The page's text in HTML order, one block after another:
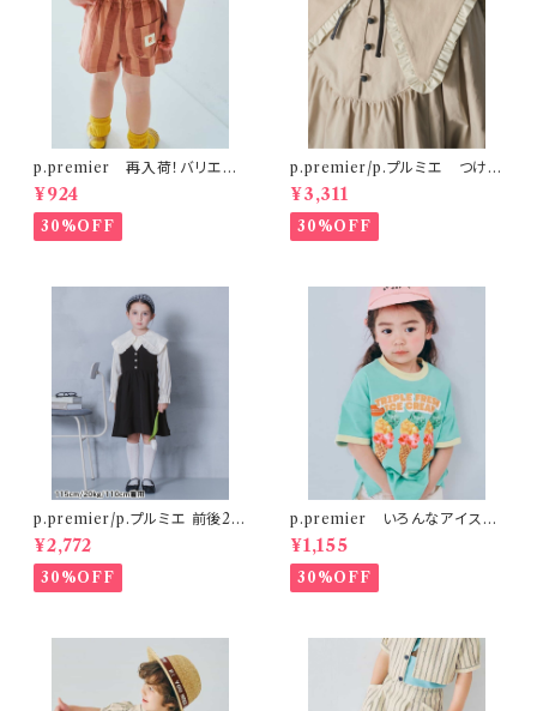
p.premier 再入荷！バリエー
ションミニ裏毛ハーフパンツ ブ
ラウン
¥924
30%OFF
p.premier/p.プルミエ つけ衿
付き3WAYワンピース ベージ
ュ
¥3,311
30%OFF
p.premier/p.プルミエ 前後2W
AYパールボタンジャンパースカ
ート
¥2,772
30%OFF
p.premier いろんなアイスち
ょーだいグラフィックリンガーT
シャツ ミント
¥1,155
30%OFF